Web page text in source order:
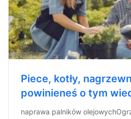
Piece, kotły,
powinieneś o tym
naprawa palników